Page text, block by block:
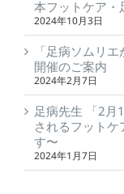
本フットケア・
2024年10月3日
「足病ソムリ
開催のご案内
2024年2月7日
足病先生 「2月
されるフット
す〜
2024年1月7日